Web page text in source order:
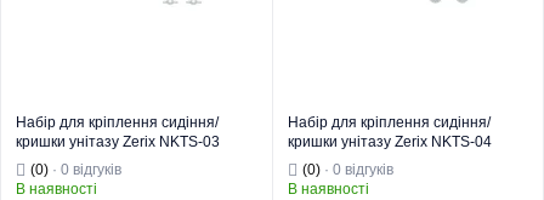
Набір для кріплення сидіння/
кришки унітазу Zerix NKTS-03
(ZX5594)
(0) · 0 відгуків
В наявності
Набір для кріплення сидіння/
кришки унітазу Zerix NKTS-04
(ZX5591)
(0)· 0 відгуків
В наявності